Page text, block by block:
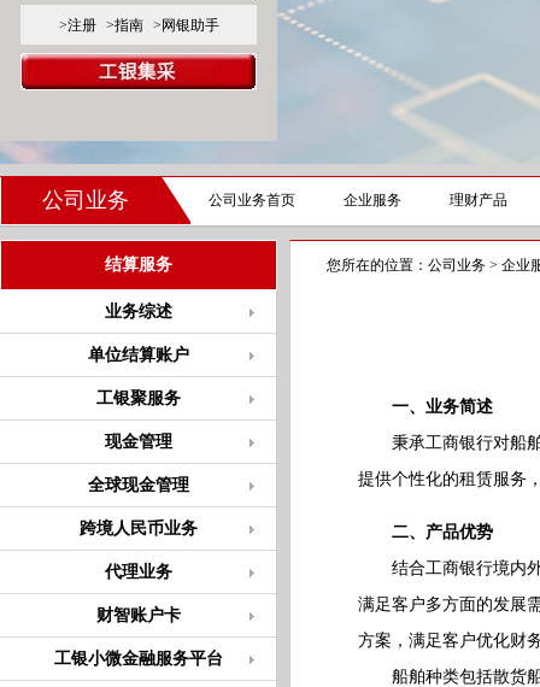
>注册 >指南 >网银助手
公司业务 公司业务首页 企业服务 理财产品
结算服务
业务综述
单位结算账户
工银聚服务
现金管理
全球现金管理
跨境人民币业务
代理业务
财智账户卡
工银小微金融服务平台
您所在的位置： 公司业务 > 企业
一、业务简述
秉承工商银行对船舶
提供个性化的租赁服务
二、产品优势
结合工商银行境内外
满足客户多方面的发展
方案，满足客户优化财
船舶种类包括散货船